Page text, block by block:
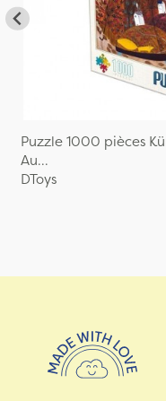
Puzzle 1000 pièces
Au...
DToys